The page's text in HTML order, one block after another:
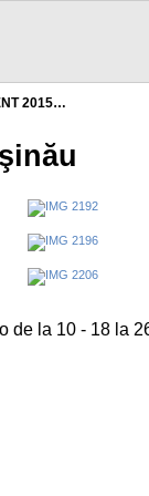
2015…
de la 10 - 18 la